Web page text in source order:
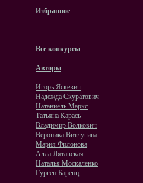
Избранное
Все конкурсы
Авторы
Игорь Яскевич
Надежда Скуратович
Натаниель Маркс
Татьяна Карась
Владимир Волкович
Вероника Витлугина
Мария Филонова
Алла Лятавская
Наталья Москаленко
Гурген Баренц